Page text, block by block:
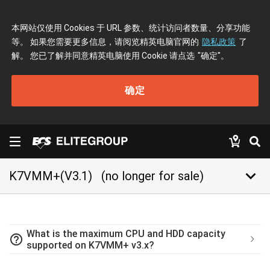
本网站仅使用 Cookies 于 URL 参数、统计访问者数量、分享功能
等。 如果您需要更多信息，请阅览精英电脑官网的 隐私政策 了
解。 您已了解并同意精英电脑使用 Cookie 请点选 "确定"。
确定
K7VMM+(V3.1) (no longer for sale) keyboard_arrow_down
help_outline What is the maximum CPU and HDD capacity
supported on K7VMM+ v3.x?